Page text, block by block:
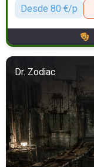
Desde 80 €/p
Dr. Zodiac